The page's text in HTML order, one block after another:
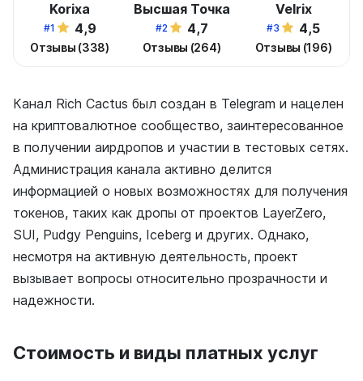
Korixa
#1 4,9
Отзывы (338)
Высшая Точка
#2 4,7
Отзывы (264)
Velrix
#3 4,5
Отзывы (196)
Канал Rich Cactus был создан в Telegram и нацелен
на криптовалютное сообщество, заинтересованное
в получении аирдропов и участии в тестовых сетях.
Администрация канала активно делится
информацией о новых возможностях для получения
токенов, таких как дропы от проектов LayerZero,
SUI, Pudgy Penguins, Iceberg и других. Однако,
несмотря на активную деятельность, проект
вызывает вопросы относительно прозрачности и
надежности.
Стоимость и виды платных услуг